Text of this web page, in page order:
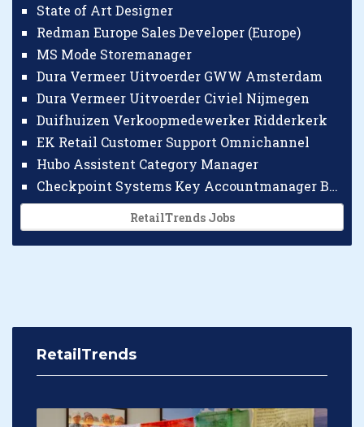
State of Art Designer
Redman Europe Sales Developer (Europe)
MS Mode Storemanager
Dura Vermeer Uitvoerder GWW Amsterdam
Dura Vermeer Uitvoerder Civiel Nijmegen
Duifhuizen Verkoopmedewerker Ridderkerk
EK Retail Customer Support Omnichannel
Hubo Assistent Category Manager
Checkpoint Systems Key Accountmanager Benelux
RetailTrends Jobs
RetailTrends